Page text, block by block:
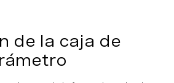
de la caja de